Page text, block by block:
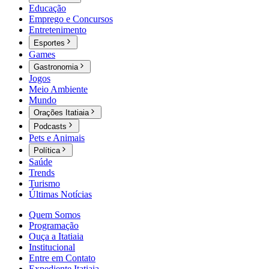
Educação
Emprego e Concursos
Entretenimento
Esportes
Games
Gastronomia
Jogos
Meio Ambiente
Mundo
Orações Itatiaia
Podcasts
Pets e Animais
Política
Saúde
Trends
Turismo
Últimas Notícias
Quem Somos
Programação
Ouça a Itatiaia
Institucional
Entre em Contato